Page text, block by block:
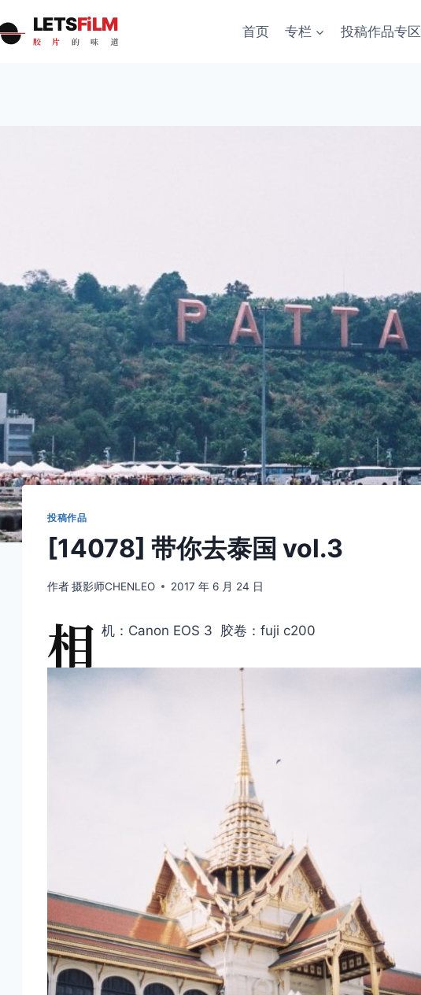
LETSFiLM
胶 片 的 味 道
首页 专栏 投稿作品专区
投稿作品
[14078] 带你去泰国 vol.3
作者摄影师CHENLEO 2017 年 6 月 24 日
相 机：Canon EOS 3 胶卷：fuji c200